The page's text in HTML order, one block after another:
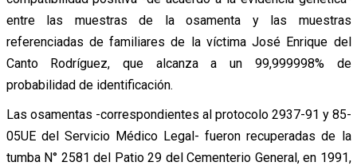
entre las muestras de la osamenta y las muestras
referenciadas de familiares de la víctima José Enrique del
Canto Rodríguez, que alcanza a un 99,999998% de
probabilidad de identificación.
Las osamentas -correspondientes al protocolo 2937-91 y 85-
05UE del Servicio Médico Legal- fueron recuperadas de la
tumba N° 2581 del Patio 29 del Cementerio General, en 1991,